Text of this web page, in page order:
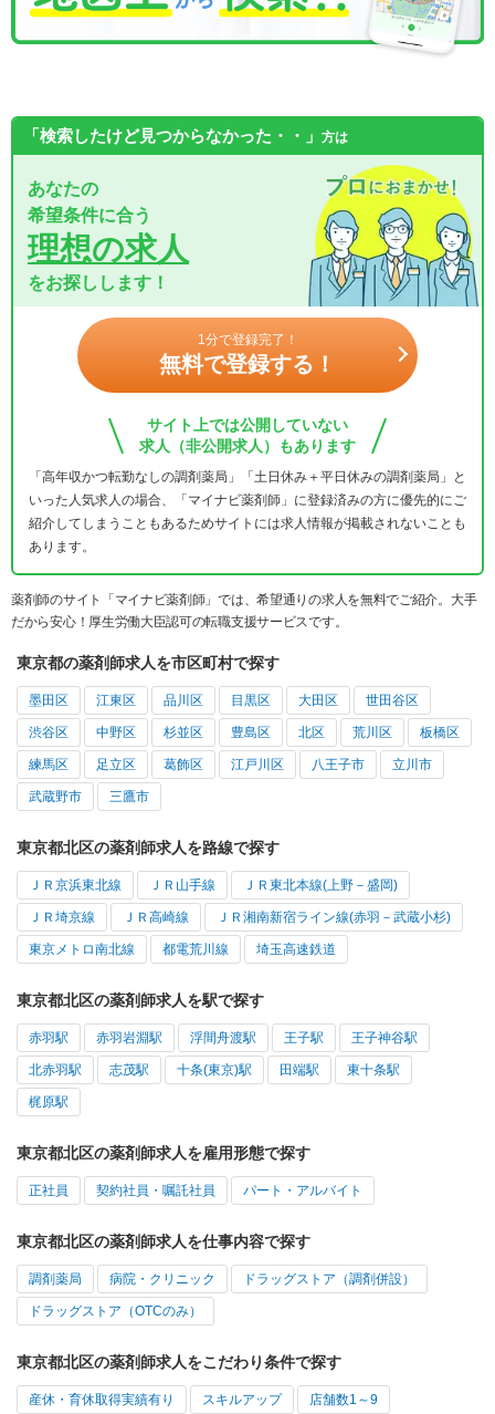
「検索したけど見つからなかった・・」 方は
あなたの
希望条件に合う
理想の求人
をお探しします！
1分で登録完了！
無料で登録する！
サイト上では公開していない
求人（非公開求人）もあります
「高年収かつ転勤なしの調剤薬局」「土日休み＋平日休みの調剤薬局」と
いった人気求人の場合、「マイナビ薬剤師」に登録済みの方に優先的にご
紹介してしまうこともあるためサイトには求人情報が掲載されないことも
あります。
薬剤師のサイト「マイナビ薬剤師」では、希望通りの求人を無料でご紹介。大手
だから安心！厚生労働大臣認可の転職支援サービスです。
東京都の薬剤師求人を市区町村で探す
墨田区 江東区 品川区 目黒区 大田区 世田谷区
渋谷区 中野区 杉並区 豊島区 北区 荒川区 板橋区
練馬区 足立区 葛飾区 江戸川区 八王子市 立川市
武蔵野市 三鷹市
東京都北区の薬剤師求人を路線で探す
ＪＲ京浜東北線 ＪＲ山手線 ＪＲ東北本線(上野－盛岡)
ＪＲ埼京線 ＪＲ高崎線 ＪＲ湘南新宿ライン線(赤羽－武蔵小杉)
東京メトロ南北線 都電荒川線 埼玉高速鉄道
東京都北区の薬剤師求人を駅で探す
赤羽駅 赤羽岩淵駅 浮間舟渡駅 王子駅 王子神谷駅
北赤羽駅 志茂駅 十条(東京)駅 田端駅 東十条駅
梶原駅
東京都北区の薬剤師求人を雇用形態で探す
正社員 契約社員・嘱託社員 パート・アルバイト
東京都北区の薬剤師求人を仕事内容で探す
調剤薬局 病院・クリニック ドラッグストア（調剤併設）
ドラッグストア（OTCのみ）
東京都北区の薬剤師求人をこだわり条件で探す
産休・育休取得実績有り スキルアップ 店舗数1～9